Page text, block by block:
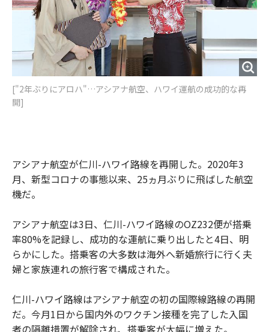
["2年ぶりにアロハ"…アシアナ航空、ハワイ運航の成功的な再
開]
アシアナ航空が仁川-ハワイ路線を再開した。2020年3
月、新型コロナの事態以来、25ヵ月ぶりに飛ばした航空
機だ。
アシアナ航空は3日、仁川-ハワイ路線のOZ232便が搭乗
率80%を記録し、成功的な運航に乗り出したと4日、明
らかにした。搭乗客の大多数は海外へ新婚旅行に行く夫
婦と家族連れの旅行客で構成された。
仁川-ハワイ路線はアシアナ航空の初の国際線路線の再開
だ。今月1日から国内外のワクチン接種を完了した入国